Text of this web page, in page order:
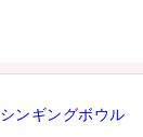
ンギングボウル